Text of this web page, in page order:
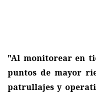
"Al monitorear en
puntos de mayor
patrullajes y